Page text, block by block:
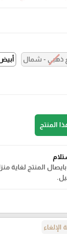
ذهبي - شمال
المنتج
المنتج لغاية